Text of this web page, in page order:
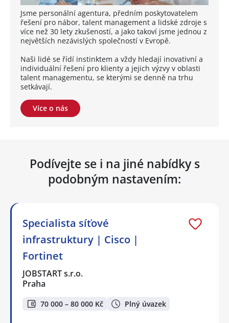
Jsme personální agentura, předním poskytovatelem
řešení pro nábor, talent management a lidské zdroje s
více než 30 lety zkušeností, a jako takoví jsme jednou z
největších nezávislých společností v Evropě.
Naši lidé se řídí instinktem a vždy hledají inovativní a
individuální řešení pro klienty a jejich výzvy v oblasti
talent managementu, se kterými se denně na trhu
setkávají.
Více o nás
Podívejte se i na jiné nabídky s
podobným nastavením:
Specialista síťové
infrastruktury | Cisco |
Fortinet
JOBSTART s.r.o.
Praha
70 000 – 80 000 Kč Plný úvazek